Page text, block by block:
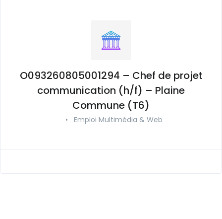
O093260805001294 – Chef de projet
communication (h/f) – Plaine
Commune (T6)
• Emploi Multimédia & Web